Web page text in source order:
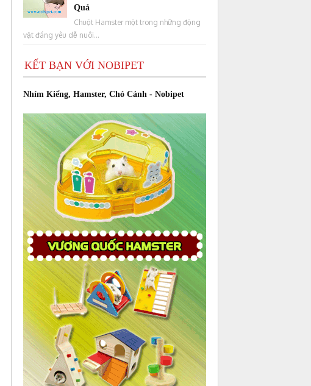
Quả
Chuột Hamster một trong những động
vật đáng yêu dễ nuôi...
KẾT BẠN VỚI NOBIPET
Nhím Kiểng, Hamster, Chó Cảnh - Nobipet